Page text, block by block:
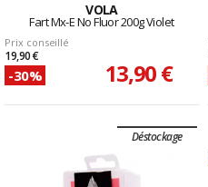
VOLA
Fart Mx-E No Fluor 200g Violet
Prix conseillé
19,90 €
-30% 13,90 €
Déstockage